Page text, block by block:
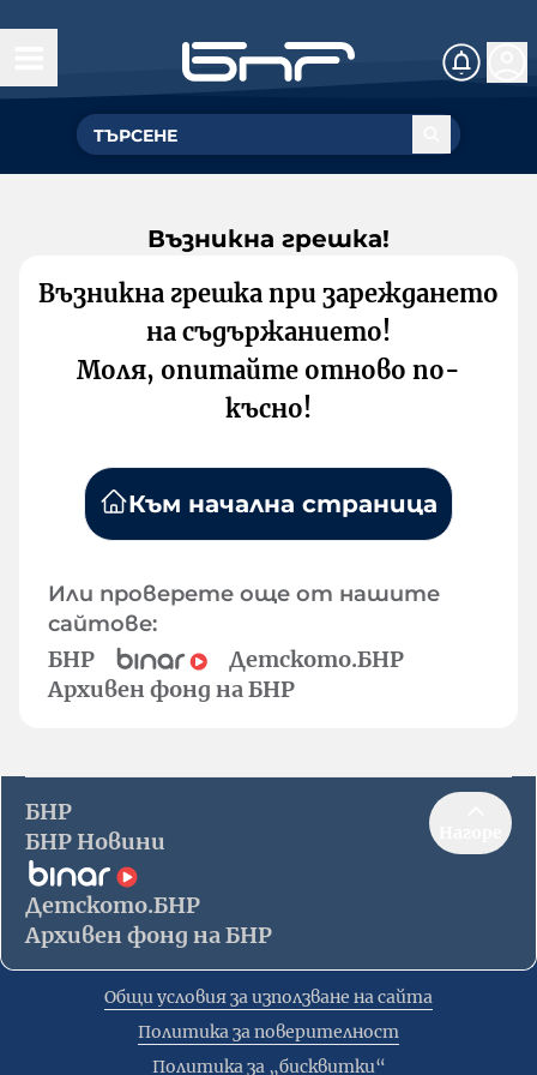
Възникна грешка!
Възникна грешка при зареждането
на съдържанието!
Моля, опитайте отново по-
късно!
Към начална страница
Или проверете още от нашите
сайтове:
БНР
Детското.БНР
Архивен фонд на БНР
БНР
БНР Новини
Детското.БНР
Архивен фонд на БНР
Общи условия за използване на сайта
Политика за поверителност
Политика за „бисквитки“